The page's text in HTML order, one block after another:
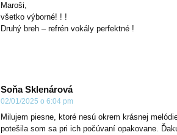
Maroši,
všetko výborné! ! !
Druhý breh – refrén vokály perfektné !
Soňa Sklenárová
02/01/2025 o 6:04 pm
Milujem piesne, ktoré nesú okrem krásnej
potešila som sa pri ich počúvaní opakovane.